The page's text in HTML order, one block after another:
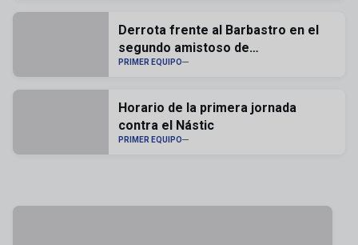
Derrota frente al Barbastro en el
segundo amistoso de
pretemporada (1-2)
PRIMER EQUIPO
Horario de la primera jornada
contra el Nástic
PRIMER EQUIPO